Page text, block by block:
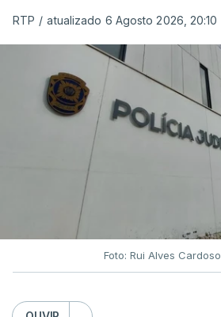
RTP / atualizado 6 Agosto 2026, 20:10
Foto: Rui Alves